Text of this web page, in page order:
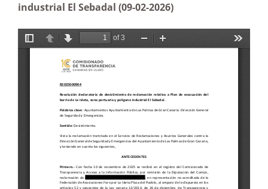
industrial El Sebadal (09-02-2026)